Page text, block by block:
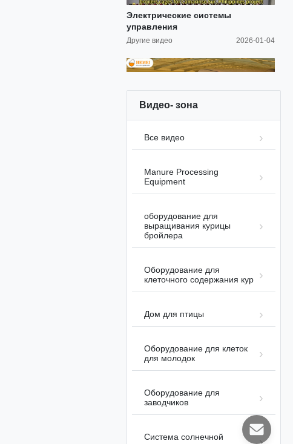
Электрические системы
управления
Другие видео 2026-01-04
Разработан для филиппинского
Онлайн обучение 2026-03-12
Автоматизированное оборудование
для сбора бройлерных цыплят в
2026-
08-05
00:26
Видео- зона
Все видео
Manure Processing
Equipment
оборудование для
выращивания курицы
бройлера
Оборудование для
клеточного содержания кур
Дом для птицы
Оборудование для клеток
для молодок
Оборудование для
заводчиков
Система солнечной